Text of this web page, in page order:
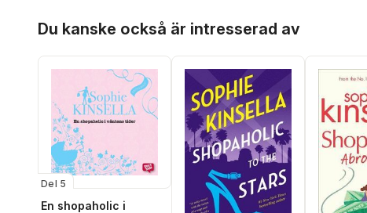
Du kanske också är intresserad av
Del 5
En shopaholic i